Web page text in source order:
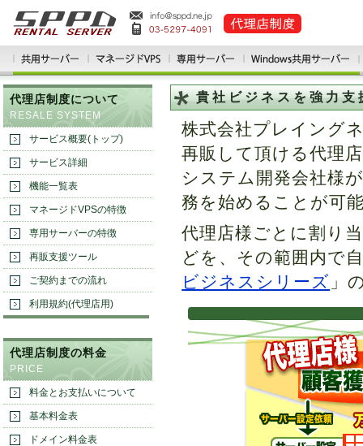
貴社ビジネスを強力
株式会社プレイング
再販して頂ける代理
システム開発会社様
務を始めることが可
代理店様ごとに割り
どを、その範囲内で
ビジネスシリーズ 」
代理店制度について
RESALE SYSTEM
サービス概要(トップ)
サービス詳細
機能一覧表
マネージドVPSの特徴
専用サーバーの特徴
再販支援ツール
ご契約までの流れ
利用規約(代理店用)
代理店制度の料金
PRICE
料金とお支払いについて
基本料金表
ドメイン料金表